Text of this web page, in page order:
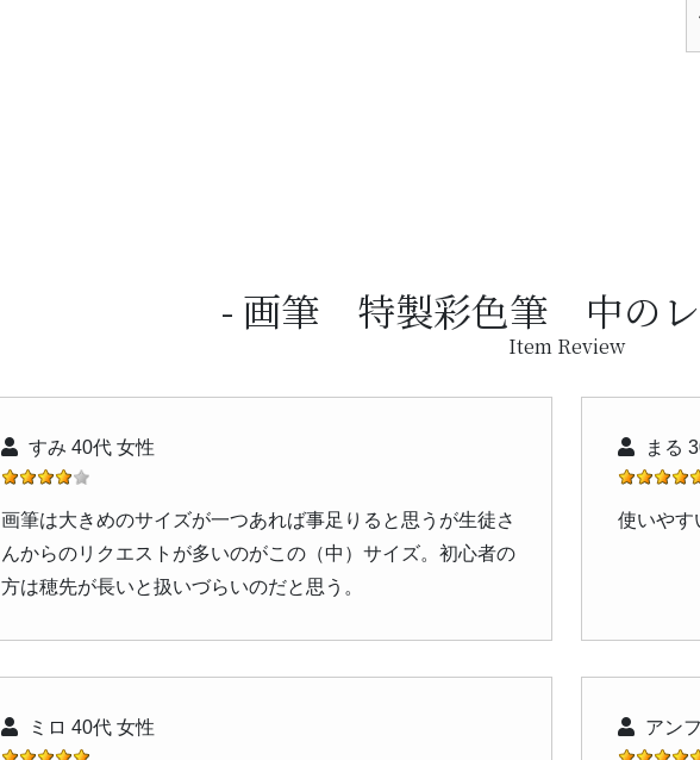
画筆 特製彩色筆 中のレ
Item Review
すみ 40代 女性
画筆は大きめのサイズが一つあれば事足りると思うが生徒さ
んからのリクエストが多いのがこの（中）サイズ。初心者の
方は穂先が長いと扱いづらいのだと思う。
まる
使いやす
ミロ 40代 女性 アン